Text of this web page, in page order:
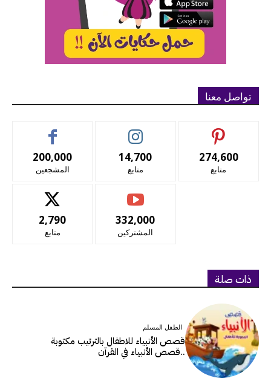
تواصل معنا
200,000
المشجعين
14,700
متابع
274,600
متابع
2,790
متابع
332,000
المشتركين
ذات صلة
الطفل المسلم
قصص الأنبياء للاطفال بالترتيب مكتوبة
..قصص الأنبياء في القرآن